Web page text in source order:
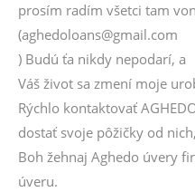
prosím radím všetci tam
(aghedoloans@gmail.com
) Budú ťa nikdy nepodarí, a
Váš život sa zmení moje
Rýchlo kontaktovať
dostať svoje pôžičky od nich,
Boh žehnaj Aghedo úvery
úveru.